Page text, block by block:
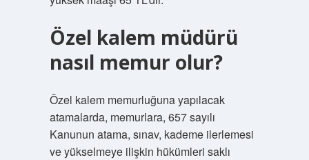
Özel kalem müdürü
nasıl memur olur?
Özel kalem memurluğuna yapılacak
atamalarda, memurlara, 657 sayılı
Kanunun atama, sınav, kademe ilerlemesi
ve yükselmeye ilişkin hükümleri saklı